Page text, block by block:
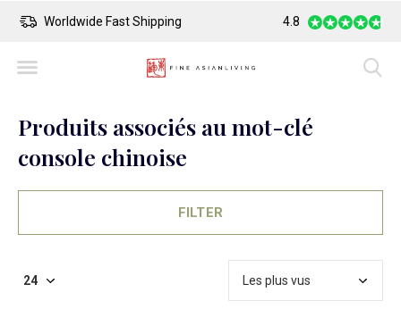
Worldwide Fast Shipping Safe Payment
4.8
Produits associés au mot-clé
console chinoise
FILTER